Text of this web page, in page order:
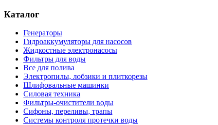
Каталог
Генераторы
Гидроаккумуляторы для насосов
Жидкостные электронасосы
Фильтры для воды
Все для полива
Электропилы, лобзики и плиткорезы
Шлифовальные машинки
Силовая техника
Фильтры-очистители воды
Сифоны, переливы, трапы
Системы контроля протечки воды